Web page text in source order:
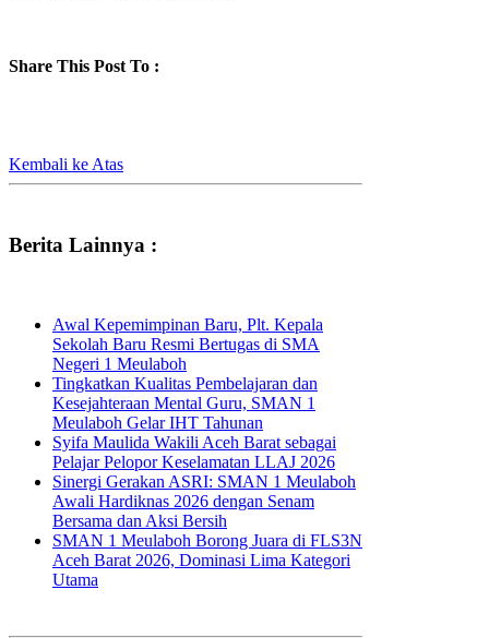
Share This Post To :
Kembali ke Atas
Berita Lainnya :
Awal Kepemimpinan Baru, Plt. Kepala
Sekolah Baru Resmi Bertugas di SMA
Negeri 1 Meulaboh
Tingkatkan Kualitas Pembelajaran dan
Kesejahteraan Mental Guru, SMAN 1
Meulaboh Gelar IHT Tahunan
Syifa Maulida Wakili Aceh Barat sebagai
Pelajar Pelopor Keselamatan LLAJ 2026
Sinergi Gerakan ASRI: SMAN 1 Meulaboh
Awali Hardiknas 2026 dengan Senam
Bersama dan Aksi Bersih
SMAN 1 Meulaboh Borong Juara di FLS3N
Aceh Barat 2026, Dominasi Lima Kategori
Utama